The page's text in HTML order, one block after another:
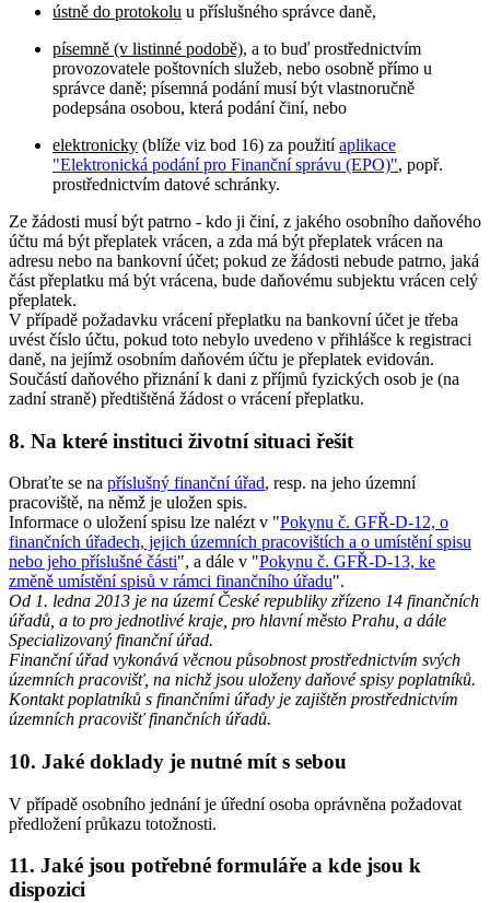
ústně do protokolu u příslušného správce daně,
písemně (v listinné podobě), a to buď prostřednictvím
provozovatele poštovních služeb, nebo osobně přímo u
správce daně; písemná podání musí být vlastnoručně
podepsána osobou, která podání činí, nebo
elektronicky (blíže viz bod 16) za použitíaplikace
"Elektronická podání pro Finanční správu (EPO)", popř.
prostřednictvím datové schránky.
Ze žádosti musí být patrno - kdo ji činí, z jakého osobního daňového
účtu má být přeplatek vrácen, a zda má být přeplatek vrácen na
adresu nebo na bankovní účet; pokud ze žádosti nebude patrno, jaká
část přeplatku má být vrácena, bude daňovému subjektu vrácen celý
přeplatek.
V případě požadavku vrácení přeplatku na bankovní účet je třeba
uvést číslo účtu, pokud toto nebylo uvedeno v přihlášce k registraci
daně, na jejímž osobním daňovém účtu je přeplatek evidován.
Součástí daňového přiznání k dani z příjmů fyzických osob je (na
zadní straně) předtištěná žádost o vrácení přeplatku.
8. Na které instituci životní situaci řešit
Obraťte se na příslušný finanční úřad, resp. na jeho územní
pracoviště, na němž je uložen spis.
Informace o uložení spisu lze nalézt v "Pokynu č. GFŘ-D-12, o
finančních úřadech, jejich územních pracovištích a o umístění spisu
nebo jeho příslušné části", a dále v "Pokynu č. GFŘ-D-13, ke
změně umístění spisů v rámci finančního úřadu".
Od 1. ledna 2013 je na území České republiky zřízeno 14 finančních
úřadů, a to pro jednotlivé kraje, pro hlavní město Prahu, a dále
Specializovaný finanční úřad.
Finanční úřad vykonává věcnou působnost prostřednictvím svých
územních pracovišť, na nichž jsou uloženy daňové spisy poplatníků.
Kontakt poplatníků s finančními úřady je zajištěn prostřednictvím
územních pracovišť finančních úřadů.
10. Jaké doklady je nutné mít s sebou
V případě osobního jednání je úřední osoba oprávněna požadovat
předložení průkazu totožnosti.
11. Jaké jsou potřebné formuláře a kde jsou k
dispozici